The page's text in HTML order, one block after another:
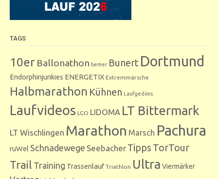
TAGS
10er Ballonathon bemer Bunert Dortmund
Endorphinjunkies ENERGETIX Extremmärsche
Halbmarathon Kühnen Laufgedöns
Laufvideos LGO LIDOMA LT Bittermark
LT Wischlingen Marathon Marsch Pachura
ruWel Schnadewege Seebacher Tipps TorTour
Trail Training Trassenlauf Triathlon Ultra Viermärker